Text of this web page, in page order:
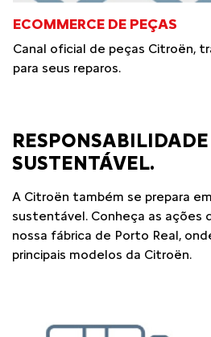
ECOMMERCE DE PEÇAS
Canal oficial de peças Citroën,
para seus reparos.
RESPONSABILIDADE
SUSTENTÁVEL.
A Citroën também se prepara
sustentável. Conheça as ações
nossa fábrica de Porto Real,
principais modelos da Citroën.